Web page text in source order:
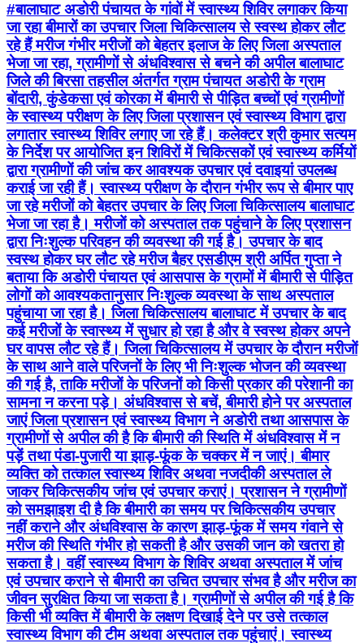
#बालाघाट अडोरी पंचायत के गांवों में स्वास्थ्य शिविर लगाकर किया
जा रहा बीमारों का उपचार जिला चिकित्सालय से स्वस्थ होकर लौट
रहे हैं मरीज गंभीर मरीजों को बेहतर इलाज के लिए जिला अस्पताल
भेजा जा रहा, ग्रामीणों से अंधविश्वास से बचने की अपील बालाघाट
जिले की बिरसा तहसील अंतर्गत ग्राम पंचायत अडोरी के ग्राम
बोंदारी, कुंडेकसा एवं कोरका में बीमारी से पीड़ित बच्चों एवं ग्रामीणों
के स्वास्थ्य परीक्षण के लिए जिला प्रशासन एवं स्वास्थ्य विभाग द्वारा
लगातार स्वास्थ्य शिविर लगाए जा रहे हैं। कलेक्टर श्री कुमार सत्यम
के निर्देश पर आयोजित इन शिविरों में चिकित्सकों एवं स्वास्थ्य कर्मियों
द्वारा ग्रामीणों की जांच कर आवश्यक उपचार एवं दवाइयां उपलब्ध
कराई जा रही हैं। स्वास्थ्य परीक्षण के दौरान गंभीर रूप से बीमार पाए
जा रहे मरीजों को बेहतर उपचार के लिए जिला चिकित्सालय बालाघाट
भेजा जा रहा है। मरीजों को अस्पताल तक पहुंचाने के लिए प्रशासन
द्वारा निःशुल्क परिवहन की व्यवस्था की गई है। उपचार के बाद
स्वस्थ होकर घर लौट रहे मरीज बैहर एसडीएम श्री अर्पित गुप्ता ने
बताया कि अडोरी पंचायत एवं आसपास के ग्रामों में बीमारी से पीड़ित
लोगों को आवश्यकतानुसार निःशुल्क व्यवस्था के साथ अस्पताल
पहुंचाया जा रहा है। जिला चिकित्सालय बालाघाट में उपचार के बाद
कई मरीजों के स्वास्थ्य में सुधार हो रहा है और वे स्वस्थ होकर अपने
घर वापस लौट रहे हैं। जिला चिकित्सालय में उपचार के दौरान मरीजों
के साथ आने वाले परिजनों के लिए भी निःशुल्क भोजन की व्यवस्था
की गई है, ताकि मरीजों के परिजनों को किसी प्रकार की परेशानी का
सामना न करना पड़े। अंधविश्वास से बचें, बीमारी होने पर अस्पताल
जाएं जिला प्रशासन एवं स्वास्थ्य विभाग ने अडोरी तथा आसपास के
ग्रामीणों से अपील की है कि बीमारी की स्थिति में अंधविश्वास में न
पड़ें तथा पंडा-पुजारी या झाड़-फूंक के चक्कर में न जाएं। बीमार
व्यक्ति को तत्काल स्वास्थ्य शिविर अथवा नजदीकी अस्पताल ले
जाकर चिकित्सकीय जांच एवं उपचार कराएं। प्रशासन ने ग्रामीणों
को समझाइश दी है कि बीमारी का समय पर चिकित्सकीय उपचार
नहीं कराने और अंधविश्वास के कारण झाड़-फूंक में समय गंवाने से
मरीज की स्थिति गंभीर हो सकती है और उसकी जान को खतरा हो
सकता है। वहीं स्वास्थ्य विभाग के शिविर अथवा अस्पताल में जांच
एवं उपचार कराने से बीमारी का उचित उपचार संभव है और मरीज का
जीवन सुरक्षित किया जा सकता है। ग्रामीणों से अपील की गई है कि
किसी भी व्यक्ति में बीमारी के लक्षण दिखाई देने पर उसे तत्काल
स्वास्थ्य विभाग की टीम अथवा अस्पताल तक पहुंचाएं। स्वास्थ्य